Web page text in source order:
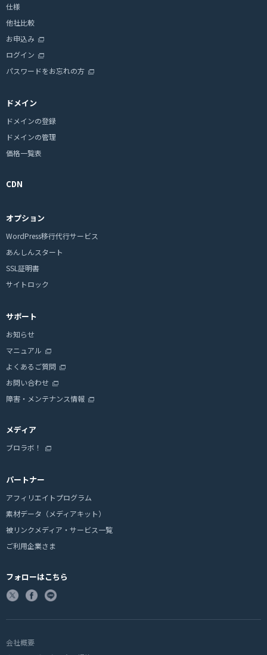
仕様
他社比較
お申込み
ログイン
パスワードをお忘れの方
ドメイン
ドメインの登録
ドメインの管理
価格一覧表
CDN
オプション
WordPress移行代行サービス
あんしんスタート
SSL証明書
サイトロック
サポート
お知らせ
マニュアル
よくあるご質問
お問い合わせ
障害・メンテナンス情報
メディア
ブロラボ！
パートナー
アフィリエイトプログラム
素材データ（メディアキット）
被リンクメディア・サービス一覧
ご利用企業さま
フォローはこちら
会社概要